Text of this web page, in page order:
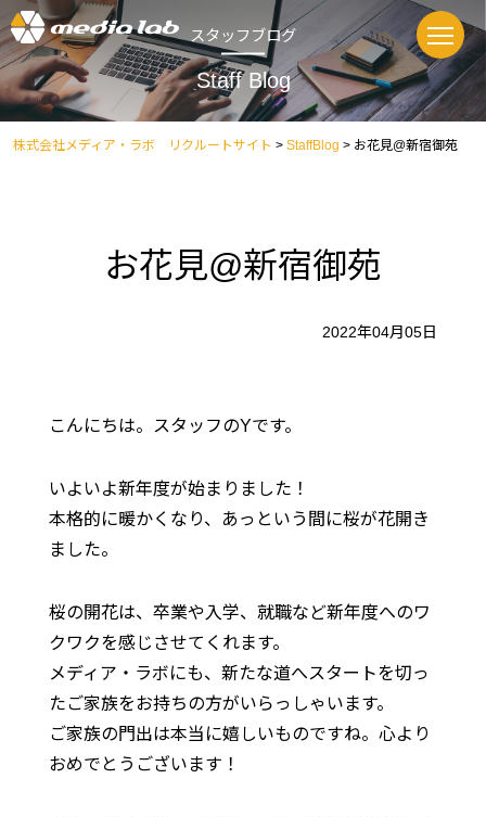
スタッフブログ
Staff Blog
株式会社メディア・ラボ リクルートサイト > StaffBlog > お花見@新宿御苑
お花見@新宿御苑
2022年04月05日
こんにちは。スタッフのYです。
いよいよ新年度が始まりました！
本格的に暖かくなり、あっという間に桜が花開き
ました。
桜の開花は、卒業や入学、就職など新年度へのワ
クワクを感じさせてくれます。
メディア・ラボにも、新たな道へスタートを切っ
たご家族をお持ちの方がいらっしゃいます。
ご家族の門出は本当に嬉しいものですね。心より
おめでとうございます！